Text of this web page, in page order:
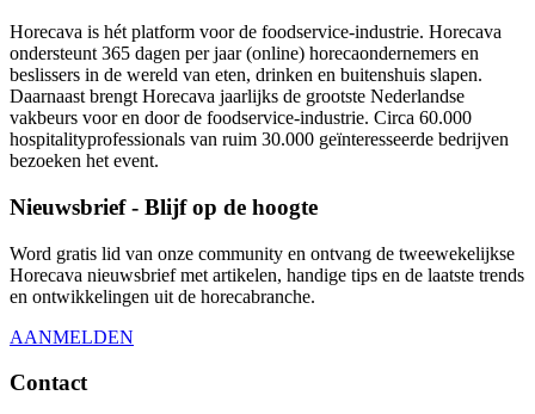
Horecava is hét platform voor de foodservice-industrie. Horecava
ondersteunt 365 dagen per jaar (online) horecaondernemers en
beslissers in de wereld van eten, drinken en buitenshuis slapen.
Daarnaast brengt Horecava jaarlijks de grootste Nederlandse
vakbeurs voor en door de foodservice-industrie. Circa 60.000
hospitalityprofessionals van ruim 30.000 geïnteresseerde bedrijven
bezoeken het event.
Nieuwsbrief - Blijf op de hoogte
Word gratis lid van onze community en ontvang de tweewekelijkse
Horecava nieuwsbrief met artikelen, handige tips en de laatste trends
en ontwikkelingen uit de horecabranche.
AANMELDEN
Contact